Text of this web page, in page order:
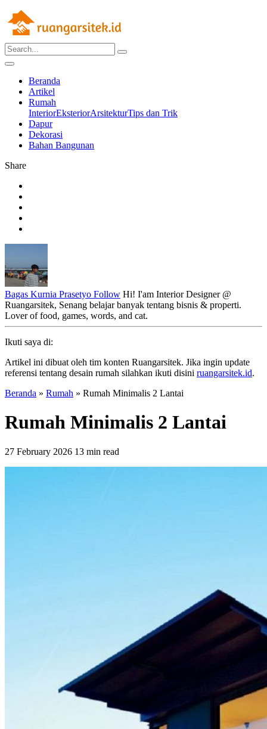
Beranda
Artikel
Rumah
InteriorEksteriorArsitekturTips dan Trik
Dapur
Dekorasi
Bahan Bangunan
Share
Bagas Kurnia Prasetyo Follow Hi! I'am Interior Designer @
Ruangarsitek, Senang belajar banyak tentang bisnis & properti.
Lover of food, games, words, and cat.
Ikuti saya di:
Artikel ini dibuat oleh tim konten Ruangarsitek. Jika ingin update
referensi tentang desain rumah silahkan ikuti disini ruangarsitek.id.
Beranda » Rumah » Rumah Minimalis 2 Lantai
Rumah Minimalis 2 Lantai
27 February 2026 13 min read